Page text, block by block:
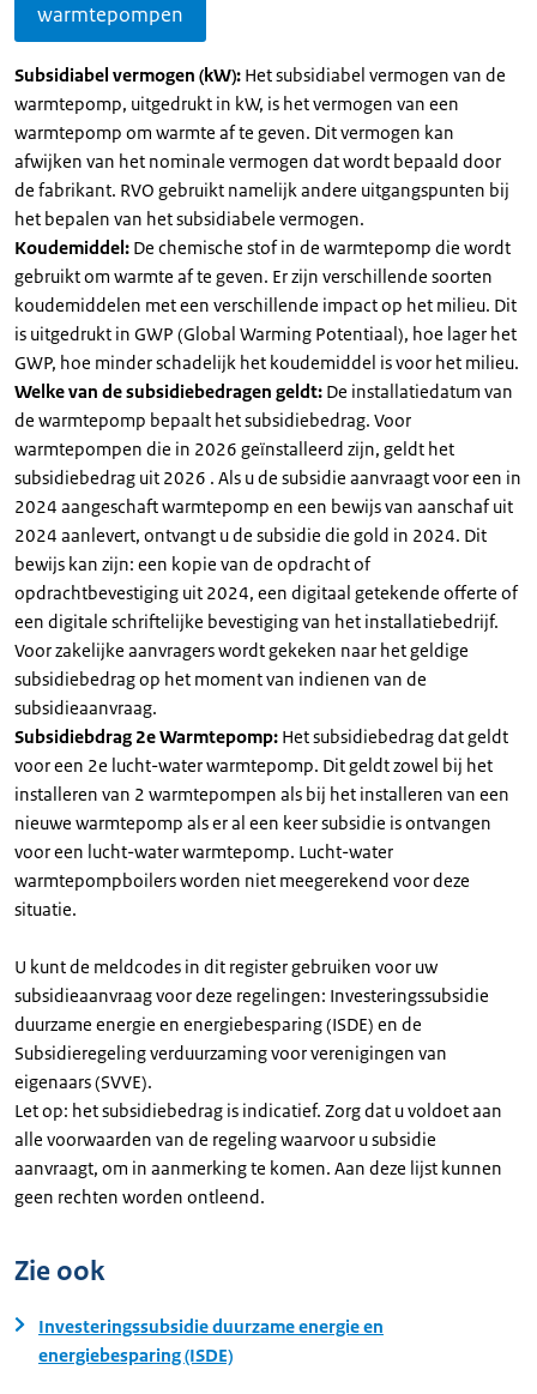
warmtepompen
Subsidiabel vermogen (kW): Het subsidiabel vermogen van de
warmtepomp, uitgedrukt in kW, is het vermogen van een
warmtepomp om warmte af te geven. Dit vermogen kan
afwijken van het nominale vermogen dat wordt bepaald door
de fabrikant. RVO gebruikt namelijk andere uitgangspunten bij
het bepalen van het subsidiabele vermogen.
Koudemiddel: De chemische stof in de warmtepomp die wordt
gebruikt om warmte af te geven. Er zijn verschillende soorten
koudemiddelen met een verschillende impact op het milieu. Dit
is uitgedrukt in GWP (Global Warming Potentiaal), hoe lager het
GWP, hoe minder schadelijk het koudemiddel is voor het milieu.
Welke van de subsidiebedragen geldt: De installatiedatum van
de warmtepomp bepaalt het subsidiebedrag. Voor
warmtepompen die in 2026 geïnstalleerd zijn, geldt het
subsidiebedrag uit 2026 . Als u de subsidie aanvraagt voor een in
2024 aangeschaft warmtepomp en een bewijs van aanschaf uit
2024 aanlevert, ontvangt u de subsidie die gold in 2024. Dit
bewijs kan zijn: een kopie van de opdracht of
opdrachtbevestiging uit 2024, een digitaal getekende offerte of
een digitale schriftelijke bevestiging van het installatiebedrijf.
Voor zakelijke aanvragers wordt gekeken naar het geldige
subsidiebedrag op het moment van indienen van de
subsidieaanvraag.
Subsidiebdrag 2e Warmtepomp: Het subsidiebedrag dat geldt
voor een 2e lucht-water warmtepomp. Dit geldt zowel bij het
installeren van 2 warmtepompen als bij het installeren van een
nieuwe warmtepomp als er al een keer subsidie is ontvangen
voor een lucht-water warmtepomp. Lucht-water
warmtepompboilers worden niet meegerekend voor deze
situatie.
U kunt de meldcodes in dit register gebruiken voor uw
subsidieaanvraag voor deze regelingen: Investeringssubsidie
duurzame energie en energiebesparing (ISDE) en de
Subsidieregeling verduurzaming voor verenigingen van
eigenaars (SVVE).
Let op: het subsidiebedrag is indicatief. Zorg dat u voldoet aan
alle voorwaarden van de regeling waarvoor u subsidie
aanvraagt, om in aanmerking te komen. Aan deze lijst kunnen
geen rechten worden ontleend.
Zie ook
Investeringssubsidie duurzame energie en
energiebesparing (ISDE)